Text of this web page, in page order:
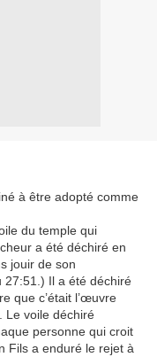
à être adopté comme
du temple qui
a été déchiré en
jouir de son
27:51.) Il a été déchiré
que c’était l’œuvre
Le voile déchiré
personne qui croit
Fils a enduré le rejet à